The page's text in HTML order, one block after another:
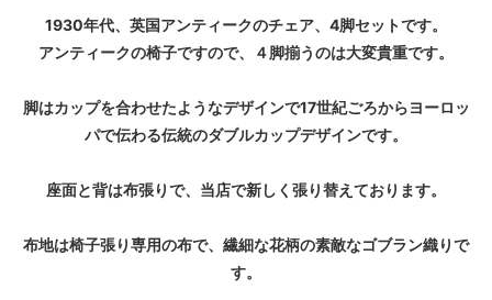
1930年代、英国アンティークのチェア、4脚セットです。
アンティークの椅子ですので、４脚揃うのは大変貴重です。
脚はカップを合わせたようなデザインで17世紀ごろからヨーロッ
パで伝わる伝統のダブルカップデザインです。
座面と背は布張りで、当店で新しく張り替えております。
布地は椅子張り専用の布で、繊細な花柄の素敵なゴブラン織りで
す。